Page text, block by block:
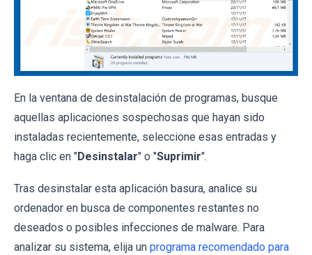
En la ventana de desinstalación de programas, busque
aquellas aplicaciones sospechosas que hayan sido
instaladas recientemente, seleccione esas entradas y
haga clic en "Desinstalar" o "Suprimir".
Tras desinstalar esta aplicación basura, analice su
ordenador en busca de componentes restantes no
deseados o posibles infecciones de malware. Para
analizar su sistema, elija un programa recomendado para